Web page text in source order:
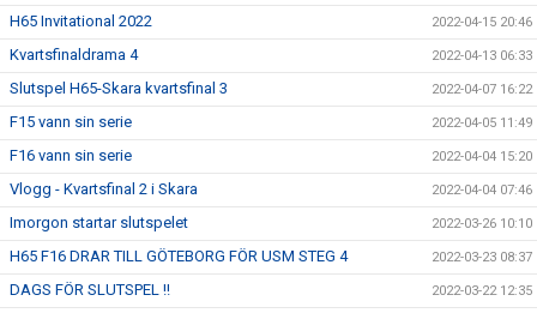
H65 Invitational 2022 2022-04-15 20:46
Kvartsfinaldrama 4 2022-04-13 06:33
Slutspel H65-Skara kvartsfinal 3 2022-04-07 16:22
F15 vann sin serie 2022-04-05 11:49
F16 vann sin serie 2022-04-04 15:20
Vlogg - Kvartsfinal 2 i Skara 2022-04-04 07:46
Imorgon startar slutspelet 2022-03-26 10:10
H65 F16 DRAR TILL GÖTEBORG FÖR USM STEG 4 2022-03-23 08:37
DAGS FÖR SLUTSPEL !! 2022-03-22 12:35